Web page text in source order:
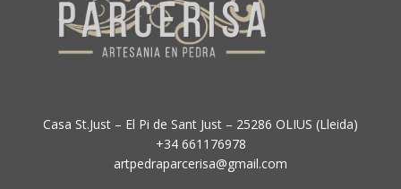
Casa St.Just – El Pi de Sant Just – 25286 OLIUS (Lleida)
+34 661176978
artpedraparcerisa@gmail.com